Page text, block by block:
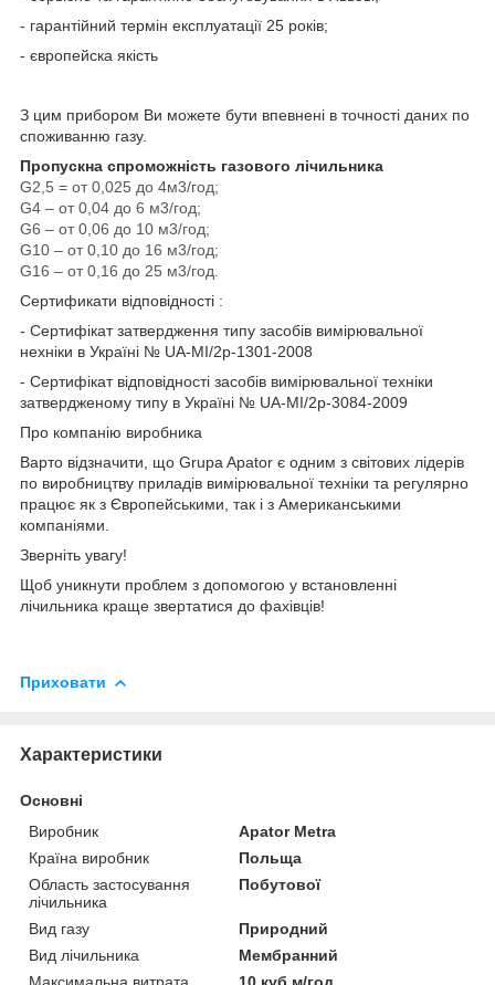
- гарантійний термін експлуатації 25 років;
- європейска якість
З цим прибором Ви можете бути впевнені в точності даних по
споживанню газу.
Пропускна спроможність газового лічильника
G2,5 = от 0,025 до 4м3/год;
G4 – от 0,04 до 6 м3/год;
G6 – от 0,06 до 10 м3/год;
G10 – от 0,10 до 16 м3/год;
G16 – от 0,16 до 25 м3/год.
Сертификати відповідності :
- Сертифікат затвердження типу засобів вимірювальної
нехніки в Україні № UA-MI/2p-1301-2008
- Сертифікат відповідності засобів вимірювальної техніки
затвердженому типу в Україні № UA-MI/2p-3084-2009
Про компанію виробника
Варто відзначити, що Grupa Apator є одним з світових лідерів
по виробництву приладів вимірювальної техніки та регулярно
працює як з Європейськими, так і з Американськими
компаніями.
Зверніть увагу!
Щоб уникнути проблем з допомогою у встановленні
лічильника краще звертатися до фахівців!
Приховати
Характеристики
Основні
Виробник
Apator Metra
Країна виробник
Польща
Область застосування
лічильника
Побутової
Вид газу
Природний
Вид лічильника
Мембранний
Максимальна витрата,
10 куб.м/год